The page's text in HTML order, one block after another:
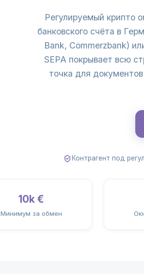
Регулируемый крипто
банковского счёта в
Bank, Commerzbank)
SEPA покрывает всю
точка для
Контрагент под
10k €
Минимум за обмен